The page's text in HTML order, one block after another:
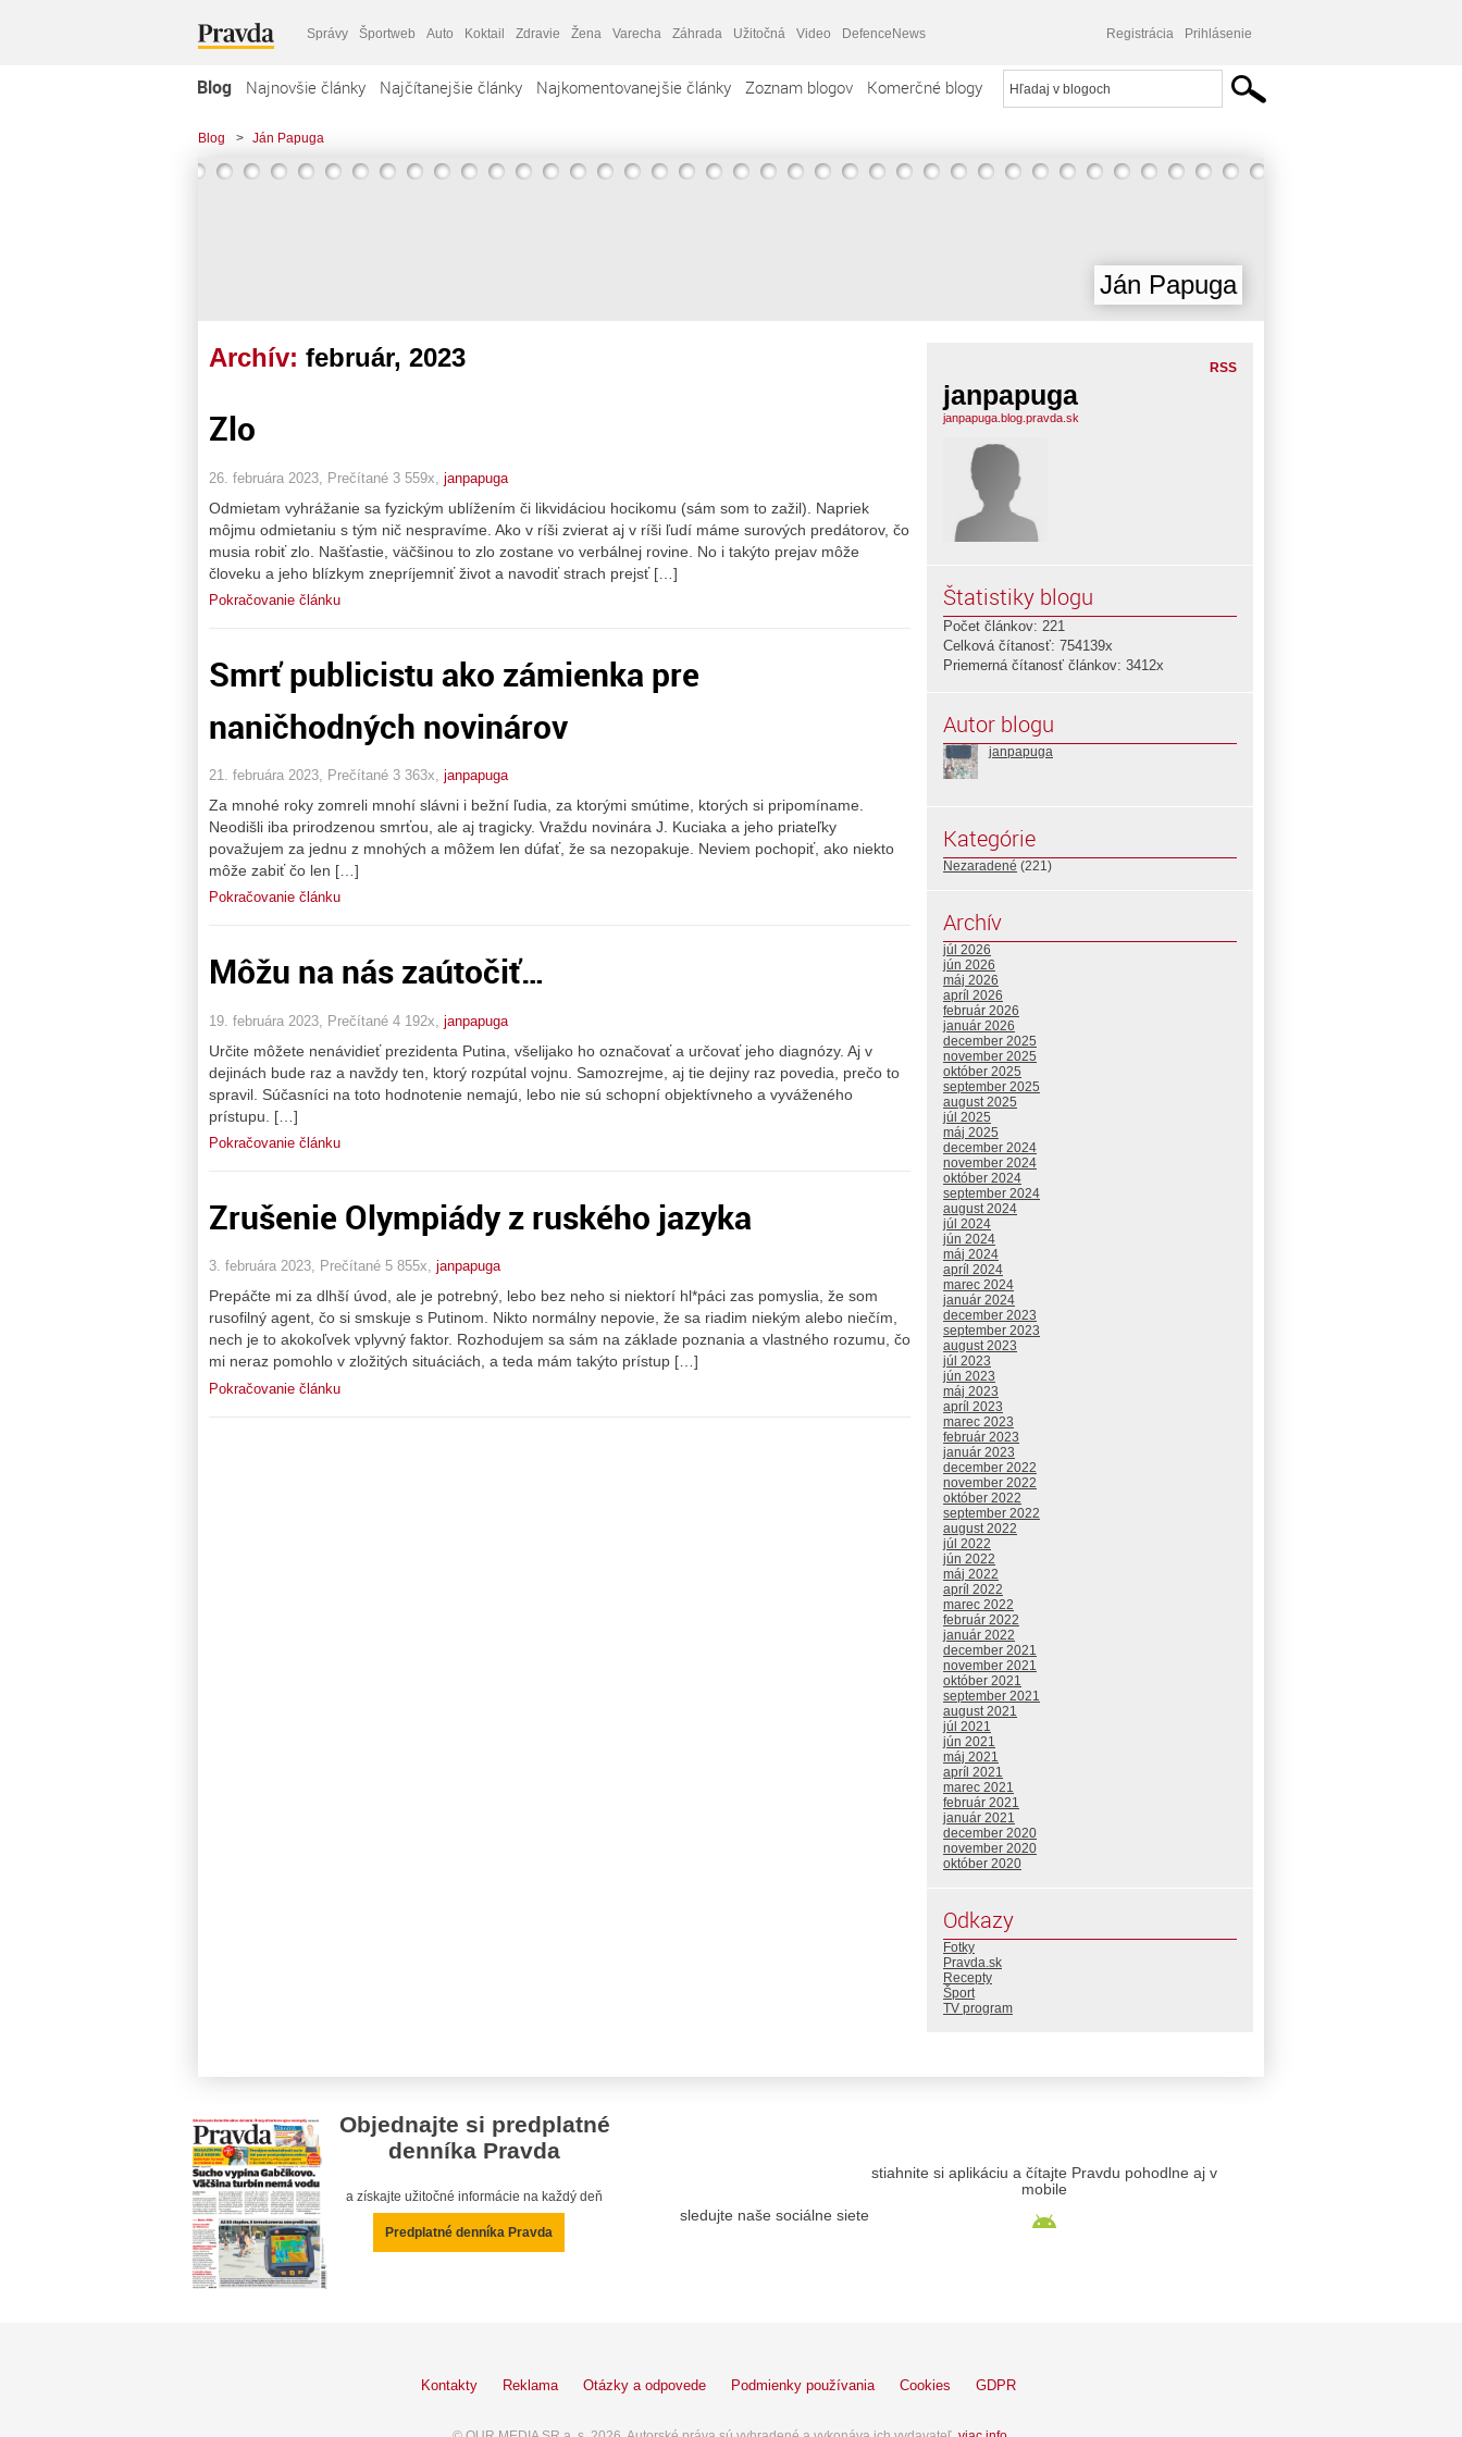
Správy Športweb Auto Koktail Zdravie Žena Varecha Záhrada Užitočná Video DefenceNews Registrácia Prihlásenie
Blog Najnovšie články Najčítanejšie články Najkomentovanejšie články Zoznam blogov Komerčné blogy
Blog > Ján Papuga
Ján Papuga
Archív: február, 2023
Zlo
26. februára 2023, Prečítané 3 559x, janpapuga
Odmietam vyhrážanie sa fyzickým ublížením či likvidáciou hocikomu (sám som to zažil). Napriek
môjmu odmietaniu s tým nič nespravíme. Ako v ríši zvierat aj v ríši ľudí máme surových predátorov, čo
musia robiť zlo. Našťastie, väčšinou to zlo zostane vo verbálnej rovine. No i takýto prejav môže
človeku a jeho blízkym znepríjemniť život a navodiť strach prejsť […]
Pokračovanie článku
Smrť publicistu ako zámienka pre
naničhodných novinárov
21. februára 2023, Prečítané 3 363x, janpapuga
Za mnohé roky zomreli mnohí slávni i bežní ľudia, za ktorými smútime, ktorých si pripomíname.
Neodišli iba prirodzenou smrťou, ale aj tragicky. Vraždu novinára J. Kuciaka a jeho priateľky
považujem za jednu z mnohých a môžem len dúfať, že sa nezopakuje. Neviem pochopiť, ako niekto
môže zabiť čo len […]
Pokračovanie článku
Môžu na nás zaútočiť…
19. februára 2023, Prečítané 4 192x, janpapuga
Určite môžete nenávidieť prezidenta Putina, všelijako ho označovať a určovať jeho diagnózy. Aj v
dejinách bude raz a navždy ten, ktorý rozpútal vojnu. Samozrejme, aj tie dejiny raz povedia, prečo to
spravil. Súčasníci na toto hodnotenie nemajú, lebo nie sú schopní objektívneho a vyváženého
prístupu. […]
Pokračovanie článku
Zrušenie Olympiády z ruského jazyka
3. februára 2023, Prečítané 5 855x, janpapuga
Prepáčte mi za dlhší úvod, ale je potrebný, lebo bez neho si niektorí hl*páci zas pomyslia, že som
rusofilný agent, čo si smskuje s Putinom. Nikto normálny nepovie, že sa riadim niekým alebo niečím,
nech je to akokoľvek vplyvný faktor. Rozhodujem sa sám na základe poznania a vlastného rozumu, čo
mi neraz pomohlo v zložitých situáciách, a teda mám takýto prístup […]
Pokračovanie článku
RSS
janpapuga
janpapuga.blog.pravda.sk
Štatistiky blogu
Počet článkov: 221
Celková čítanosť: 754139x
Priemerná čítanosť článkov: 3412x
Autor blogu
janpapuga
Kategórie
Nezaradené (221)
Archív
júl 2026
jún 2026
máj 2026
apríl 2026
február 2026
január 2026
december 2025
november 2025
október 2025
september 2025
august 2025
júl 2025
máj 2025
december 2024
november 2024
október 2024
september 2024
august 2024
júl 2024
jún 2024
máj 2024
apríl 2024
marec 2024
január 2024
december 2023
september 2023
august 2023
júl 2023
jún 2023
máj 2023
apríl 2023
marec 2023
február 2023
január 2023
december 2022
november 2022
október 2022
september 2022
august 2022
júl 2022
jún 2022
máj 2022
apríl 2022
marec 2022
február 2022
január 2022
december 2021
november 2021
október 2021
september 2021
august 2021
júl 2021
jún 2021
máj 2021
apríl 2021
marec 2021
február 2021
január 2021
december 2020
november 2020
október 2020
Odkazy
Fotky
Pravda.sk
Recepty
Šport
TV program
Objednajte si predplatné
denníka Pravda
a získajte užitočné informácie na každý deň
Predplatné denníka Pravda
sledujte naše sociálne siete
stiahnite si aplikáciu a čítajte Pravdu pohodlne aj v
mobile
Kontakty Reklama Otázky a odpovede Podmienky používania Cookies GDPR